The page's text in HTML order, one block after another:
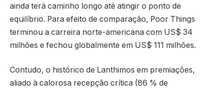
ainda terá caminho longo até atingir o ponto de
equilíbrio. Para efeito de comparação, Poor Things
terminou a carreira norte-americana com US$ 34
milhões e fechou globalmente em US$ 111 milhões.
Contudo, o histórico de Lanthimos em premiações,
aliado à calorosa recepção crítica (86 % de